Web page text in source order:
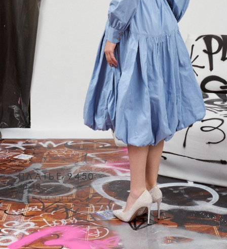
ПЛАТЬЕ 9450
40-48
УВЕЛИЧИТЬ